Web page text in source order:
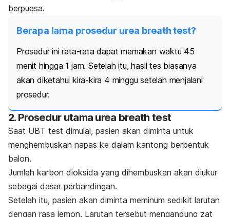
berpuasa.
Berapa lama prosedur urea breath test?
Prosedur ini rata-rata dapat memakan waktu 45
menit hingga 1 jam. Setelah itu, hasil tes biasanya
akan diketahui kira-kira 4 minggu setelah menjalani
prosedur.
2. Prosedur utama urea breath test
Saat UBT test dimulai, pasien akan diminta untuk
menghembuskan napas ke dalam kantong berbentuk
balon.
Jumlah karbon dioksida yang dihembuskan akan diukur
sebagai dasar perbandingan.
Setelah itu, pasien akan diminta meminum sedikit larutan
dengan rasa lemon. Larutan tersebut mengandung zat